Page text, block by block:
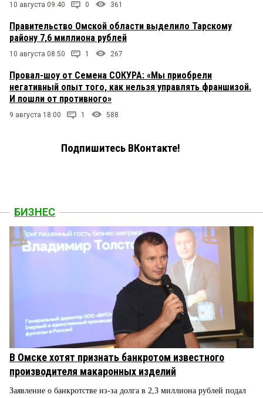
10 августа 09:40 0 361
Правительство Омской области выделило Тарскому
району 7,6 миллиона рублей
10 августа 08:50 1 267
Провал-шоу от Семена СОКУРА: «Мы приобрели
негативный опыт того, как нельзя управлять франшизой.
И пошли от противного»
9 августа 18:00 1 588
Подпишитесь ВКонтакте!
БИЗНЕС
В Омске хотят признать банкротом известного
производителя макаронных изделий
Заявление о банкротстве из-за долга в 2,3 миллиона рублей подал